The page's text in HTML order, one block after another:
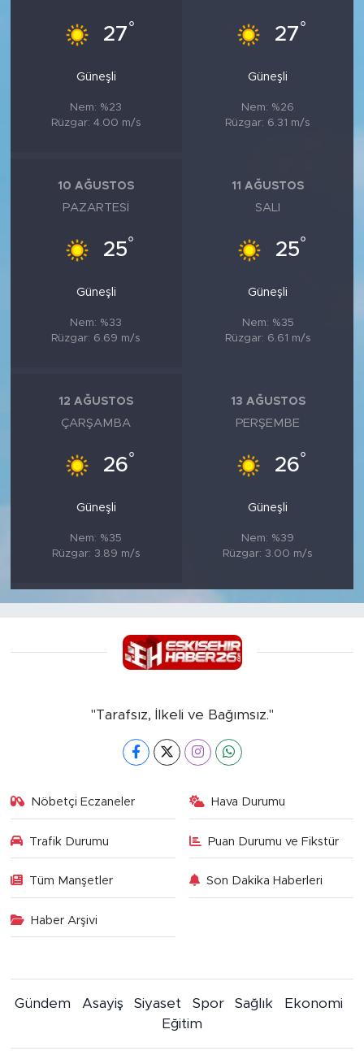
27°
Güneşli
Nem: %23
Rüzgar: 4.00 m/s
27°
Güneşli
Nem: %26
Rüzgar: 6.31 m/s
10 AĞUSTOS
PAZARTESI
25°
Güneşli
Nem: %33
Rüzgar: 6.69 m/s
11 AĞUSTOS
SALI
25°
Güneşli
Nem: %35
Rüzgar: 6.61 m/s
12 AĞUSTOS
ÇARŞAMBA
26°
Güneşli
Nem: %35
Rüzgar: 3.89 m/s
13 AĞUSTOS
PERŞEMBE
26°
Güneşli
Nem: %39
Rüzgar: 3.00 m/s
"Tarafsız, İlkeli ve Bağımsız."
Nöbetçi Eczaneler Hava Durumu
Trafik Durumu Puan Durumu ve Fikstür
Tüm Manşetler Son Dakika Haberleri
Haber Arşivi
Gündem Asayiş Siyaset Spor Sağlık
Ekonomi
Eğitim